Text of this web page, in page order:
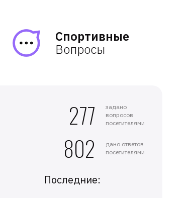
Спортивные
Вопросы
277
задано
вопросов
посетителями
802
дано ответов
посетителями
Последние: